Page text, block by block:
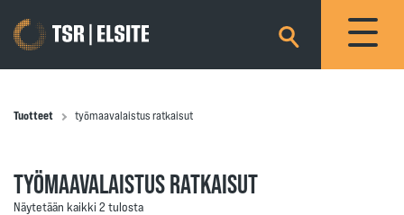
×
Tuotteet työmaavalaistus ratkaisut
TYÖMAAVALAISTUS RATKAISUT
Näytetään kaikki 2 tulosta